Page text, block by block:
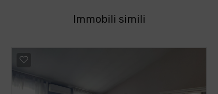
Immobili simili